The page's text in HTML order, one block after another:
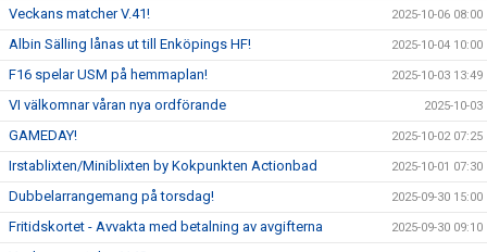
Veckans matcher V.41! 2025-10-06 08:00
Albin Sälling lånas ut till Enköpings HF! 2025-10-04 10:00
F16 spelar USM på hemmaplan! 2025-10-03 13:49
VI välkomnar våran nya ordförande 2025-10-03
GAMEDAY! 2025-10-02 07:25
Irstablixten/Miniblixten by Kokpunkten Actionbad 2025-10-01 07:30
Dubbelarrangemang på torsdag! 2025-09-30 15:00
Fritidskortet - Avvakta med betalning av avgifterna 2025-09-30 09:10